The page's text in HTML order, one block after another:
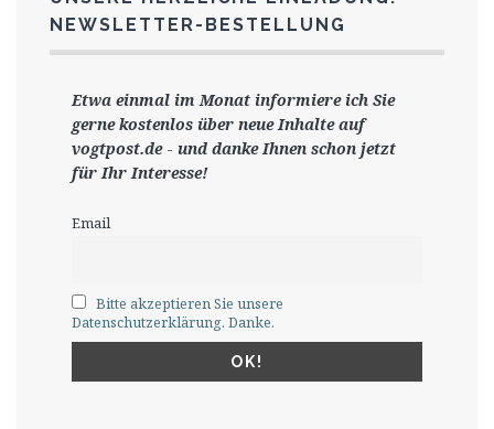
NEWSLETTER-BESTELLUNG
Etwa einmal im Monat informiere ich Sie
gernekostenlos über neue Inhalte auf
vogtpost.de- und danke Ihnen schon jetzt
für Ihr Interesse!
Email
Bitte akzeptieren Sie unsere
Datenschutzerklärung. Danke.